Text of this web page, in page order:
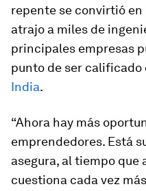
repente se convirtió en
atrajo a miles de
principales empresas
punto de ser calificado
India.
“Ahora hay más
emprendedores. Está
asegura, al tiempo que
cuestiona cada vez